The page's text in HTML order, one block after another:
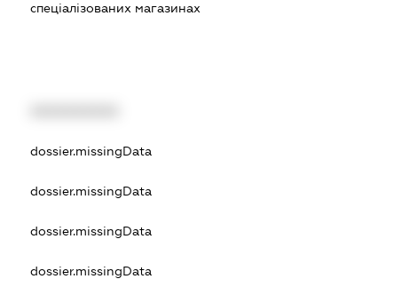
спеціалізованих магазинах
dossier.missingData
dossier.missingData
dossier.missingData
dossier.missingData